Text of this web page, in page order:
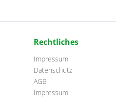
Rechtliches
Impressum
Datenschutz
AGB
Impressum